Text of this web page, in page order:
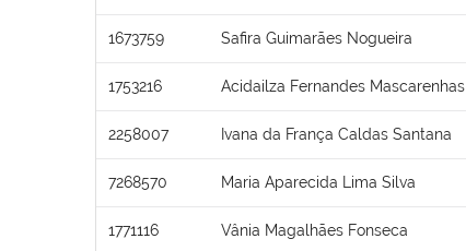
1673759 Safira Guimarães Nogueira
1753216 Acidailza Fernandes Mascarenhas
2258007 Ivana da França Caldas Santana
7268570 Maria Aparecida Lima Silva
1771116 Vânia Magalhães Fonseca